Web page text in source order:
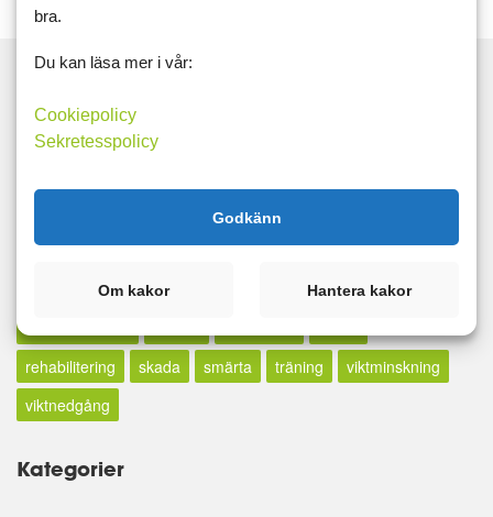
Sök
16:8 crosstrainer cykel cykling fitness
fittness
god mat löpning
mat
rehabilitering
skada smärta träning
viktminskning
viktnedgång
Kategorier
bra.
Du kan läsa mer i vår:
Cookiepolicy
Sekretesspolicy
Godkänn
Om kakor Hantera kakor